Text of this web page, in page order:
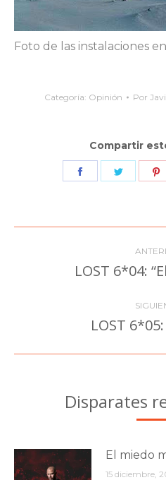
Foto de las instalaciones en
Categoría: Opinión Por
Compartir
Share
Share
Navegación
LOST 6*04:
LOST 6*05:
Disparates
El miedo
15 diciembre,